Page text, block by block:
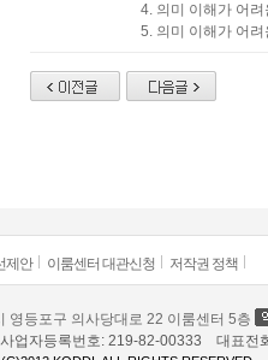
4. 의미 이해가 어
5. 의미 이해가 어
제안 이룸센터 대관신청 저작권 정책
영등포구 의사당대로 22 이룸센터 5층
업자등록번호: 219-82-00333 대표